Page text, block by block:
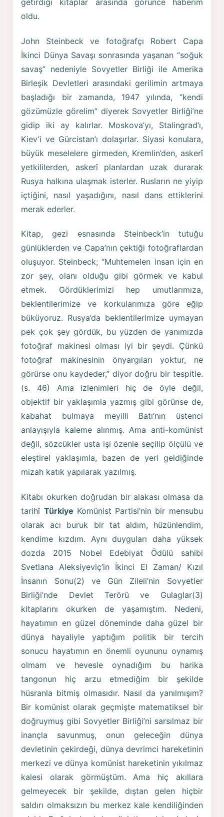
getirdiği kitaplar arasında görünce haberim
oldu.
John Steinbeck ve fotoğrafçı Robert Capa
İkinci Dünya Savaşı sonrasında yaşanan “soğuk
savaş” nedeniyle Sovyetler Birliği ile Amerika
Birleşik Devletleri arasındaki gerilimin artmaya
başladığı bir zamanda, 1947 yılında, “kendi
gözümüzle görelim” diyerek Sovyetler Birliği’ne
gidip iki ay kalırlar. Moskova’yı, Stalingrad’ı,
Kiev’i ve Gürcistan’ı dolaşırlar. Siyasi konulara,
büyük meselelere girmeden, Kremlin’den, askerî
yetkililerden, askerî planlardan uzak durarak
Rusya halkına ulaşmak isterler. Rusların ne yiyip
içtiğini, nasıl yaşadığını, nasıl dans ettiklerini
merak ederler.
Kitap, gezi esnasında Steinbeck’in tutuğu
günlüklerden ve Capa’nın çektiği fotoğraflardan
oluşuyor. Steinbeck; “Muhtemelen insan için en
zor şey, olanı olduğu gibi görmek ve kabul
etmek. Gördüklerimizi hep umutlarımıza,
beklentilerimize ve korkularımıza göre eğip
büküyoruz. Rusya’da beklentilerimize uymayan
pek çok şey gördük, bu yüzden de yanımızda
fotoğraf makinesi olması iyi bir şeydi. Çünkü
fotoğraf makinesinin önyargıları yoktur, ne
görürse onu kaydeder,” diyor doğru bir tespitle.
(s. 46) Ama izlenimleri hiç de öyle değil,
objektif bir yaklaşımla yazmış gibi görünse de,
kabahat bulmaya meyilli Batı’nın üstenci
anlayışıyla kaleme alınmış. Ama anti-komünist
değil, sözcükler usta işi özenle seçilip ölçülü ve
eleştirel yaklaşımla, bazen de yeri geldiğinde
mizah katık yapılarak yazılmış.
Kitabı okurken doğrudan bir alakası olmasa da
tarihî Türkiye Komünist Partisi’nin bir mensubu
olarak acı buruk bir tat aldım, hüzünlendim,
kendime kızdım. Aynı duyguları daha yüksek
dozda 2015 Nobel Edebiyat Ödülü sahibi
Svetlana Aleksiyeviç’in İkinci El Zaman/ Kızıl
İnsanın Sonu(2) ve Gün Zileli’nin Sovyetler
Birliği’nde Devlet Terörü ve Gulaglar(3)
kitaplarını okurken de yaşamıştım. Nedeni,
hayatımın en güzel döneminde daha güzel bir
dünya hayaliyle yaptığım politik bir tercih
sonucu hayatımın en önemli oyununu oynamış
olmam ve hevesle oynadığım bu harika
tangonun hiç arzu etmediğim bir şekilde
hüsranla bitmiş olmasıdır. Nasıl da yanılmışım?
Bir komünist olarak geçmişte matematiksel bir
doğruymuş gibi Sovyetler Birliği’ni sarsılmaz bir
inançla savunmuş, onun geleceğin dünya
devletinin çekirdeği, dünya devrimci hareketinin
merkezi ve dünya komünist hareketinin yıkılmaz
kalesi olarak görmüştüm. Ama hiç akıllara
gelmeyecek bir şekilde, dıştan gelen hiçbir
saldırı olmaksızın bu merkez kale kendiliğinden